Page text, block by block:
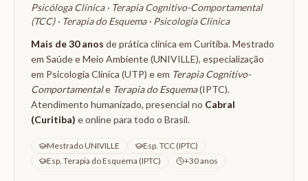
Psicóloga Clínica · Terapia Cognitivo-Comportamental
(TCC) · Terapia do Esquema · Psicologia Clínica
Mais de 30 anos de prática clínica em Curitiba. Mestrado
em Saúde e Meio Ambiente (UNIVILLE), especialização
em Psicologia Clínica (UTP) e em Terapia Cognitivo-
Comportamentale Terapia do Esquema(IPTC).
Atendimento humanizado, presencial no Cabral
(Curitiba) e online para todo o Brasil.
Mestrado UNIVILLE
Esp. TCC (IPTC)
Esp. Terapia do Esquema (IPTC)
+30 anos